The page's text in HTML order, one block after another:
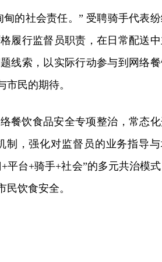
的社会责任。” 受聘骑手代表
履行监督员职责，在日常配送
线索，以实际行动参与到网络
民的期待。
餐饮食品安全专项整治，常态
制，强化对监督员的业务指导
台+骑手+社会”的多元共治模式
饮食安全。